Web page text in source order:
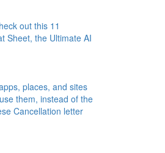
out this 11
Sheet, the Ultimate AI
places, and sites
them, instead of the
Cancellation letter